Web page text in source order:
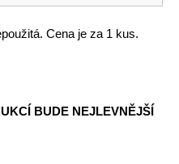
Cena je za 1 kus.
BUDE NEJLEVNĚJŠÍ